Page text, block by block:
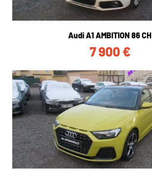
Audi A1 AMBITION 86 CH
7 900 €